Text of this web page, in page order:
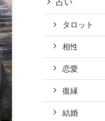
タロット
相性
恋愛
復縁
結婚